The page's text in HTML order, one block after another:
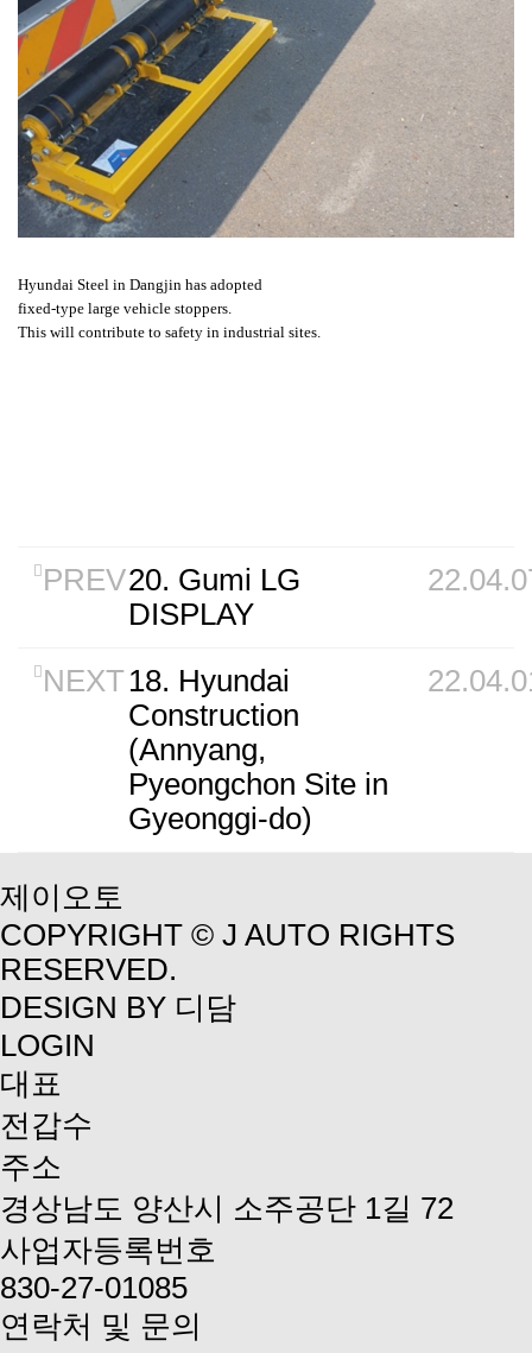
Hyundai Steel in Dangjin has adopted
fixed-type large vehicle stoppers.
This will contribute to safety in industrial sites.
PREV20. Gumi LG
DISPLAY
NEXT 18. Hyundai
Construction
(Annyang,
Pyeongchon Site in
Gyeonggi-do)
제이오토
COPYRIGHT © J AUTO RIGHTS
RESERVED.
DESIGN BY 디담
LOGIN
대표
전갑수
주소
경상남도 양산시 소주공단 1길 72
사업자등록번호
830-27-01085
연락처 및 문의